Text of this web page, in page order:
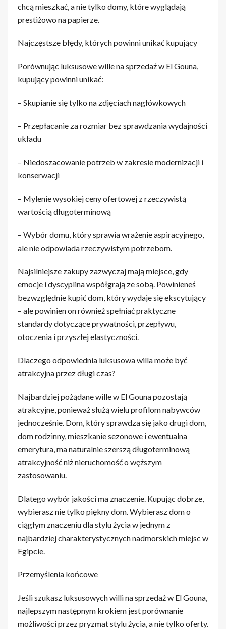
chcą mieszkać, a nie tylko domy, które wyglądają
prestiżowo na papierze.
Najczęstsze błędy, których powinni unikać kupujący
Porównując luksusowe wille na sprzedaż w El Gouna,
kupujący powinni unikać:
– Skupianie się tylko na zdjęciach nagłówkowych
– Przepłacanie za rozmiar bez sprawdzania wydajności
układu
– Niedoszacowanie potrzeb w zakresie modernizacji i
konserwacji
– Mylenie wysokiej ceny ofertowej z rzeczywistą
wartością długoterminową
– Wybór domu, który sprawia wrażenie aspiracyjnego,
ale nie odpowiada rzeczywistym potrzebom.
Najsilniejsze zakupy zazwyczaj mają miejsce, gdy
emocje i dyscyplina współgrają ze sobą. Powinieneś
bezwzględnie kupić dom, który wydaje się ekscytujący
– ale powinien on również spełniać praktyczne
standardy dotyczące prywatności, przepływu,
otoczenia i przyszłej elastyczności.
Dlaczego odpowiednia luksusowa willa może być
atrakcyjna przez długi czas?
Najbardziej pożądane wille w El Gouna pozostają
atrakcyjne, ponieważ służą wielu profilom nabywców
jednocześnie. Dom, który sprawdza się jako drugi dom,
dom rodzinny, mieszkanie sezonowe i ewentualna
emerytura, ma naturalnie szerszą długoterminową
atrakcyjność niż nieruchomość o węższym
zastosowaniu.
Dlatego wybór jakości ma znaczenie. Kupując dobrze,
wybierasz nie tylko piękny dom. Wybierasz dom o
ciągłym znaczeniu dla stylu życia w jednym z
najbardziej charakterystycznych nadmorskich miejsc w
Egipcie.
Przemyślenia końcowe
Jeśli szukasz luksusowych willi na sprzedaż w El Gouna,
najlepszym następnym krokiem jest porównanie
możliwości przez pryzmat stylu życia, a nie tylko oferty.